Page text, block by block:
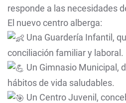
responde a las necesidades
El nuevo centro alberga:
Una Guardería Infantil,
conciliación familiar y laboral.
Un Gimnasio Municipal,
hábitos de vida saludables.
Un Centro Juvenil,